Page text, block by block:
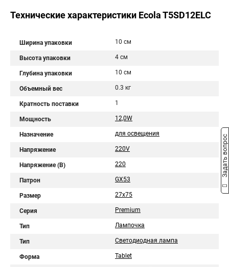
Технические характеристики Ecola T5SD12ELC
Ширина упаковки 10 см
Высота упаковки 4 см
Глубина упаковки 10 см
Объемный вес 0.3 кг
Кратность поставки 1
Мощность 12,0W
Назначение для освещения
Напряжение 220V
Напряжение (В) 220
Патрон GX53
Размер 27x75
Серия Premium
Тип Лампочка
Тип Светодиодная лампа
Форма Tablet
Задать вопрос